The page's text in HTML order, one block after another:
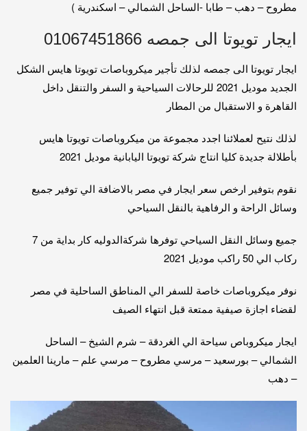
مطروح – دهب – طابا -الساحل الشمالي – اسكندرية )
ايجار تويوتا الى جمصه 01067451866
ايجار تويوتا الى جمصه لذلك تأجير ميكروباصات تويوتا هايس الشكل
الجديد موديل 2021 للرحالات السياحية و السفر والتنقل داخل
القاهرة و الاستقبال من المطار
لذلك نتيح لعملائنا اجدد مجموعة من ميكروباصات تويوتا هايس
بأطلالة جديدة كليا انتاج شركة تويوتا اليابانية موديل 2021
نقوم بتوفير ارخص سعر ايجار في مصر بالاضافة الي توفير جميع
وسائل الراحة و الرفاهية بالنقل السياحي
جميع وسائل النقل السياحي توفرها شركةالدوليه كار بداية من 7
ركاب الي 50 راكب موديل 2021
نوفر ميكروباصات خاصة للسفر الي المناطق الساحلية في مصر
لقضاء اجازة صيفية ممتعة قبل انتهاء الصيف
ايجار ميكروباص سياحة الي الغردقة – شرم الشيخ – الساحل
الشمالي – بورسعيد – مرسي مطروح – مرسي علم – مارينا العلمين
– دهب